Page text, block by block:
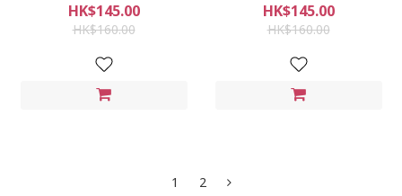
HK$145.00
HK$160.00
HK$145.00
HK$160.00
1 2